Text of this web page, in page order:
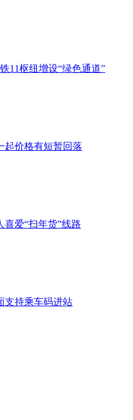
11枢纽增设“绿色通道”
起价格有短暂回落
爱“扫年货”线路
支持乘车码进站